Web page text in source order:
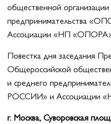
общественной
предпринимательства
Ассоциации «НП
Повестка дня заседания
Общероссийской
и среднего
РОССИИ» и Ассоциации
г. Москва, Суворовская